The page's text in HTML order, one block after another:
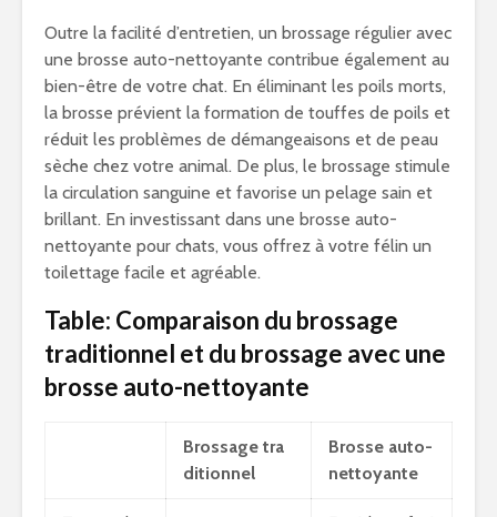
Outre la facilité d’entretien, un brossage régulier avec
une brosse auto-nettoyante contribue également au
bien-être de votre chat. En éliminant les poils morts,
la brosse prévient la formation de touffes de poils et
réduit les problèmes de démangeaisons et de peau
sèche chez votre animal. De plus, le brossage stimule
la circulation sanguine et favorise un pelage sain et
brillant. En investissant dans une brosse auto-
nettoyante pour chats, vous offrez à votre félin un
toilettage facile et agréable.
Table: Comparaison du brossage
traditionnel et du brossage avec une
brosse auto-nettoyante
Brossage tra
ditionnel
Brosse auto-
nettoyante